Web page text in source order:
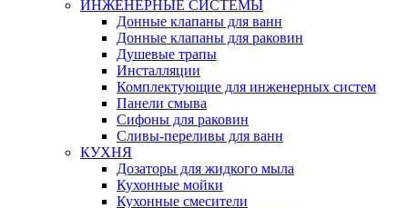
ИНЖЕНЕРНЫЕ СИСТЕМЫ
Донные клапаны для ванн
Донные клапаны для раковин
Душевые трапы
Инсталляции
Комплектующие для инженерных систем
Панели смыва
Сифоны для раковин
Сливы-переливы для ванн
КУХНЯ
Дозаторы для жидкого мыла
Кухонные мойки
Кухонные смесители